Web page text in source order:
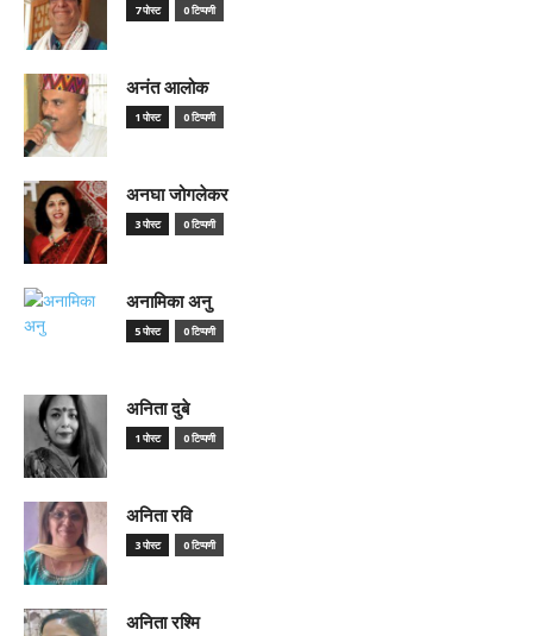
7 पोस्ट 0 टिप्पणी
अनंत आलोक
1 पोस्ट 0 टिप्पणी
अनघा जोगलेकर
3 पोस्ट 0 टिप्पणी
अनामिका अनु
5 पोस्ट 0 टिप्पणी
अनिता दुबे
1 पोस्ट 0 टिप्पणी
अनिता रवि
3 पोस्ट 0 टिप्पणी
अनिता रश्मि